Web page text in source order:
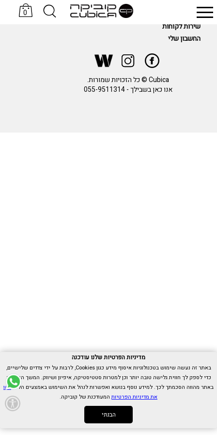
0
מידע
שירות לקוחות
החשבון שלי
Cubica © כל הזכויות שמורות.
אנו כאן בשבילך -055-9511314
מדיניות הפרטיות שלנו עודכנה
באתר זה נעשה שימוש בטכנולוגיות איסוף מידע כגון Cookies, לרבות על ידי צדדים שלישיים,
כדי לספק לך חווית גלישה טובה יותר וכן למטרות סטטיסטיקה, איפיון ושיווק. המשך הגלישה
באתר מהווה הסכמתך לכך. למידע נוסף בנושא ואפשרות לנהל את השימוש באמצעים הללו,ראו
את מדיניות הפרטיותהמעודכנת של קוביקה.
הבנתי